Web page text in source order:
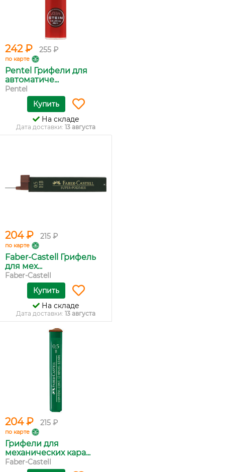
242 ₽ 255 ₽
по карте
Pentel Грифели для
автоматиче...
Pentel
Купить
На складе
Дата доставки: 13 августа
204 ₽ 215 ₽
по карте
Faber-Castell Грифель
для мех...
Faber-Castell
Купить
На складе
Дата доставки: 13 августа
204 ₽ 215 ₽
по карте
Грифели для
механических кара...
Faber-Castell